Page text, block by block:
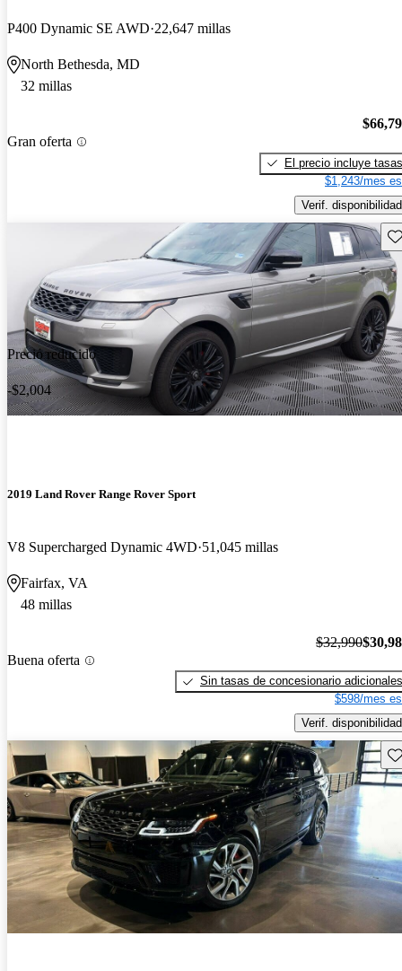
P400 Dynamic SE AWD 22,647 millas
North Bethesda, MD
32 millas
Gran oferta
El precio incluye tasas
$1,243/mes
Verif. disponibilidad
Precio reducido
-$2,004
2019 Land Rover Range Rover Sport
V8 Supercharged Dynamic 4WD 51,045 millas
Fairfax, VA
48 millas
Buena oferta
$32,990
Sin tasas de concesionario adicionales
$598/mes
Verif. disponibilidad